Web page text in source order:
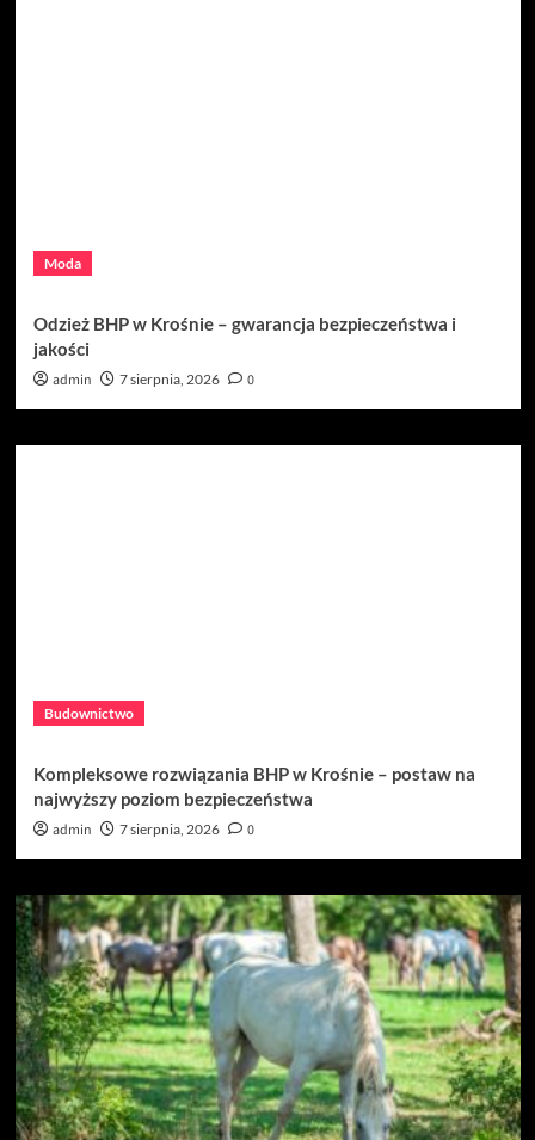
Moda
Odzież BHP w Krośnie – gwarancja bezpieczeństwa i
jakości
admin 7 sierpnia, 2026 0
Budownictwo
Kompleksowe rozwiązania BHP w Krośnie – postaw na
najwyższy poziom bezpieczeństwa
admin 7 sierpnia, 2026 0